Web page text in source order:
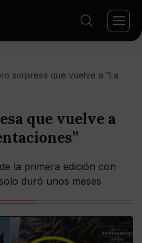
sorpresa que vuelve a “La
que vuelve a
la primera edición con
duró unos meses